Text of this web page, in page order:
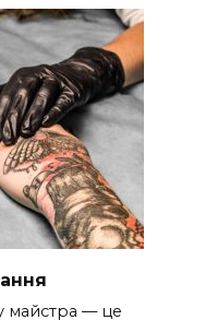
майстра — це